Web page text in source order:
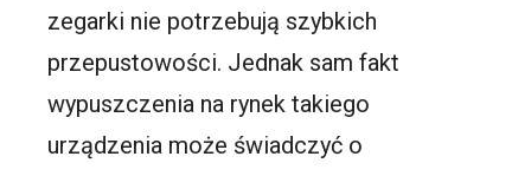
zegarki nie potrzebują szybkich
przepustowości. Jednak sam fakt
wypuszczenia na rynek takiego
urządzenia może świadczyć o